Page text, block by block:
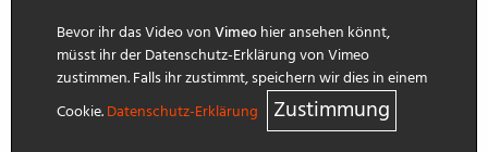
Bevor ihr das Video vonVimeohier ansehen könnt,
müsst ihr der Datenschutz-Erklärung von Vimeo
zustimmen. Falls ihr zustimmt, speichern wir dies in einem
Cookie.Datenschutz-Erklärung Zustimmung